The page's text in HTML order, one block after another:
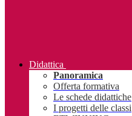
Didattica
Panoramica
Offerta formativa
Le schede didattiche
I progetti delle classi